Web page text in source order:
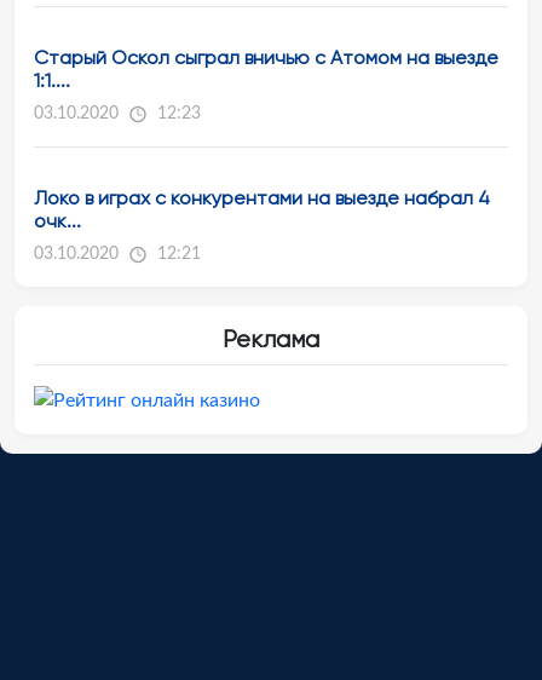
Старый Оскол сыграл вничью с Атомом на выезде
1:1....
03.10.2020 12:23
Локо в играх с конкурентами на выезде набрал 4
очк...
03.10.2020 12:21
Реклама